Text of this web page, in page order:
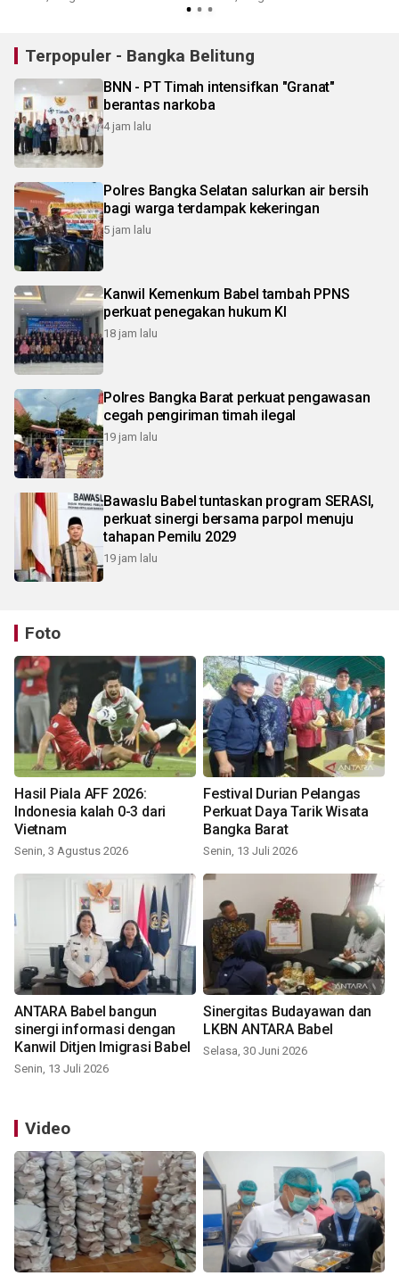
Terpopuler - Bangka Belitung
BNN - PT Timah intensifkan "Granat"
berantas narkoba
4 jam lalu
Polres Bangka Selatan salurkan air bersih
bagi warga terdampak kekeringan
5 jam lalu
Kanwil Kemenkum Babel tambah PPNS
perkuat penegakan hukum KI
18 jam lalu
Polres Bangka Barat perkuat pengawasan
cegah pengiriman timah ilegal
19 jam lalu
Bawaslu Babel tuntaskan program SERASI,
perkuat sinergi bersama parpol menuju
tahapan Pemilu 2029
19 jam lalu
Foto
Hasil Piala AFF 2026:
Indonesia kalah 0-3 dari
Vietnam
Senin, 3 Agustus 2026
Festival Durian Pelangas
Perkuat Daya Tarik Wisata
Bangka Barat
Senin, 13 Juli 2026
ANTARA Babel bangun
sinergi informasi dengan
Kanwil Ditjen Imigrasi Babel
Senin, 13 Juli 2026
Sinergitas Budayawan dan
LKBN ANTARA Babel
Selasa, 30 Juni 2026
Video